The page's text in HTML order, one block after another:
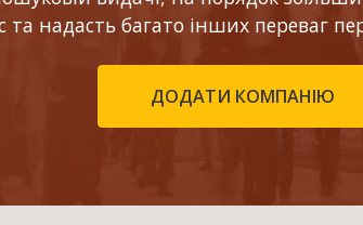
та надасть багато інших переваг
ДОДАТИ КОМПАНІЮ